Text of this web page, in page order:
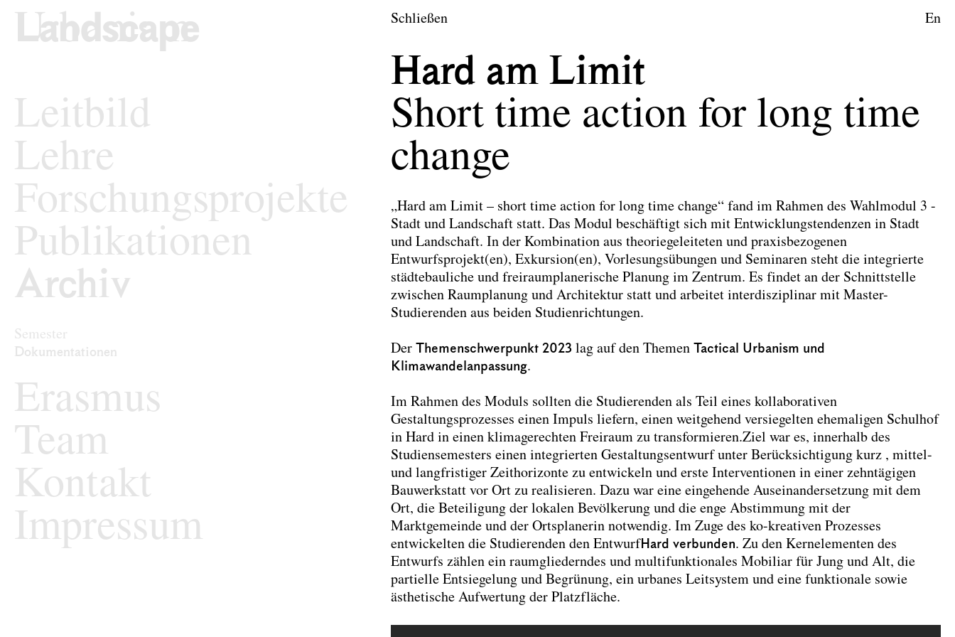
zum Inhalt springen
Landschaftsarchitektur und Landschaftsplanung
Leitbild
Lehre
Forschungsprojekte
Publikationen
Archiv
Schließen En
Hard am Limit
Short time action for long time
change
„Hard am Limit – short time action for long time change“ fand im Rahmen des Wahlmodul 3 -
Stadt und Landschaft statt. Das Modul beschäftigt sich mit Entwicklungstendenzen in Stadt
und Landschaft. In der Kombination aus theoriegeleiteten und praxisbezogenen
Entwurfsprojekt(en), Exkursion(en), Vorlesungsübungen und Seminaren steht die integrierte
städtebauliche und freiraumplanerische Planung im Zentrum. Es findet an der Schnittstelle
zwischen Raumplanung und Architektur statt und arbeitet interdisziplinar mit Master-
Studierenden aus beiden Studienrichtungen.
Der Themenschwerpunkt 2023 lag auf den Themen Tactical Urbanism und
Klimawandelanpassung.
Im Rahmen des Moduls sollten die Studierenden als Teil eines kollaborativen
Gestaltungsprozesses einen Impuls liefern, einen weitgehend versiegelten ehemaligen Schulhof
in Hard in einen klimagerechten Frei­raum zu transformieren.Ziel war es, innerhalb des
Studiensemesters einen integrierten Gestaltungsentwurf unter Berück­sichtigung kurz , mittel­
und langfris­tiger Zeithorizonte zu entwickeln und erste Interventionen in einer zehn­tägigen
Bauwerkstatt vor Ort zu realisieren. Dazu war eine einge­hende Auseinandersetzung mit dem
Ort, die Beteiligung der lokalen Bevölkerung und die enge Abstim­mung mit der
Marktgemeinde und der Ortsplanerin notwendig. Im Zuge des ko-­kreativen Prozesses
entwickelten die Studierenden den EntwurfHard verbunden. Zu den Kernelementen des
Entwurfs zählen ein raumgliederndes und multifunktionales Mobiliar für Jung und Alt, die
partielle Entsiegelung und Begrünung, ein urbanes Leitsystem und eine funktionale sowie
ästheti­sche Aufwertung der Platzfläche.
Archiv
Semester
Dokumentationen
Erasmus
Team
Kontakt
Impressum